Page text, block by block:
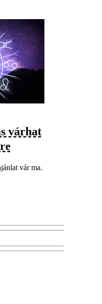
várhat
vár ma.